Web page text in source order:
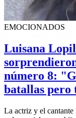
EMOCIONADOS
Luisana
número 8:
batallas pero
La actriz y el cantante